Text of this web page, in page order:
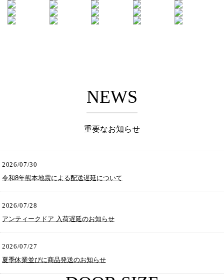
NEWS
重要なお知らせ
2026/07/30
令和8年熊本地震による配送遅延について
2026/07/28
アンティークドア 入荷遅延のお知らせ
2026/07/27
夏季休業並びに商品発送のお知らせ